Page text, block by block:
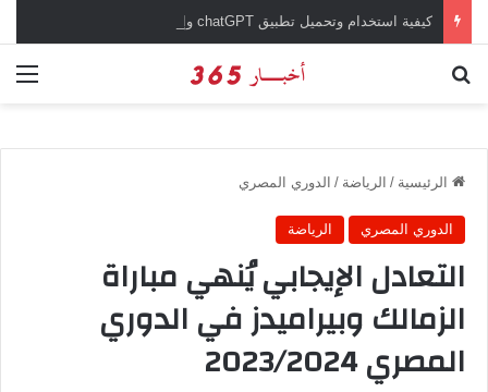
الرئيسية / الرياضة / الدوري المصري
الدوري المصري الرياضة
التعادل الإيجابي يُنهي مباراة
الزمالك وبيراميدز في الدوري
المصري 2023/2024